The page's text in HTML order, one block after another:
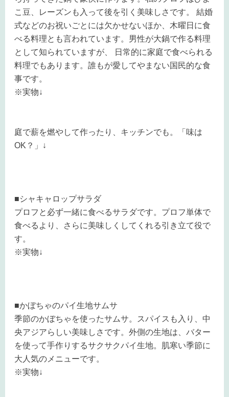
こ豆、レーズンも入って後を引く美味しさです。 結婚
式などのお祝いごとには欠かせないほか、木曜日に食
べる料理とも言われています。男性が大鍋で作る料理
として知られていますが、 日常的に家庭で食べられる
料理でもあります。誰もが愛してやまない国民的な食
事です。
※実物↓
庭で薪を燃やして作ったり、キッチンでも。「味は
OK？」↓
■シャキャロップサラダ
プロフと必ず一緒に食べるサラダです。プロフ単体で
食べるより、さらに美味しくしてくれる引き立て役で
す。
※実物↓
■かぼちゃのパイ生地サムサ
季節のかぼちゃを使ったサムサ。スパイスも入り、中
央アジアらしい美味しさです。外側の生地は、バター
を使って手作りするサクサクパイ生地。肌寒い季節に
大人気のメニューです。
※実物↓